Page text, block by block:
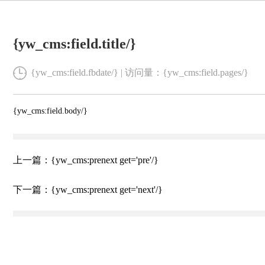
{yw_cms:field.title/}
{yw_cms:field.fbdate/} | 访问量：{yw_cms:field.pages/}
{yw_cms:field.body/}
上一篇：{yw_cms:prenext get='pre'/}
下一篇：{yw_cms:prenext get='next'/}